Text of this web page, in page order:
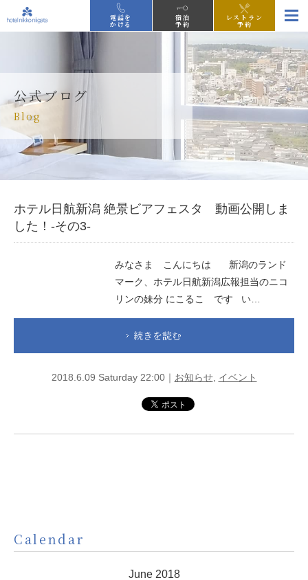
電話を
かける
宿泊
予約
レストラン
予約
公式ブログ
Blog
ホテル日航新潟 絶景ビアフェスタ 動画公開しま
した！-その3-
みなさま こんにちは 新潟のランド
マーク、ホテル日航新潟広報担当のニコ
リンの妹分 にこるこ です い…
続きを読む
2018.6.09 Saturday 22:00｜ お知らせ, イベント
Calendar
June 2018